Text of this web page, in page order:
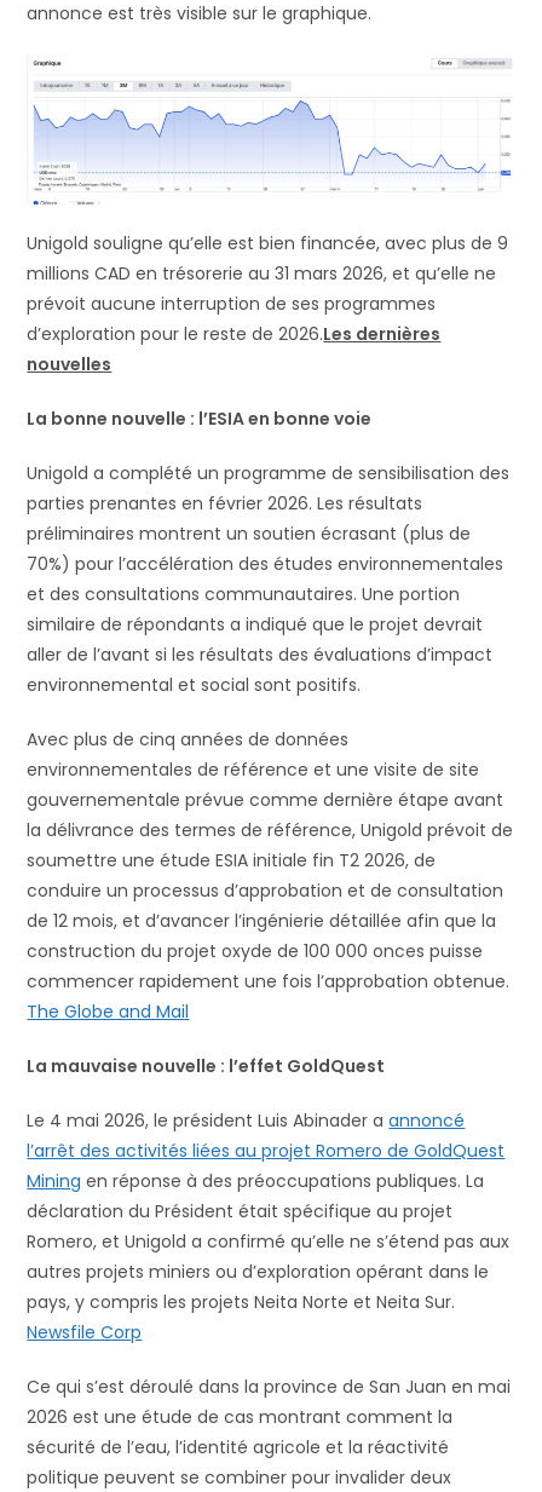
annonce est très visible sur le graphique.
Unigold souligne qu’elle est bien financée, avec plus de 9
millions CAD en trésorerie au 31 mars 2026, et qu’elle ne
prévoit aucune interruption de ses programmes
d’exploration pour le reste de 2026.Les dernières
nouvelles
La bonne nouvelle : l’ESIA en bonne voie
Unigold a complété un programme de sensibilisation des
parties prenantes en février 2026. Les résultats
préliminaires montrent un soutien écrasant (plus de
70%) pour l’accélération des études environnementales
et des consultations communautaires. Une portion
similaire de répondants a indiqué que le projet devrait
aller de l’avant si les résultats des évaluations d’impact
environnemental et social sont positifs.
Avec plus de cinq années de données
environnementales de référence et une visite de site
gouvernementale prévue comme dernière étape avant
la délivrance des termes de référence, Unigold prévoit de
soumettre une étude ESIA initiale fin T2 2026, de
conduire un processus d’approbation et de consultation
de 12 mois, et d’avancer l’ingénierie détaillée afin que la
construction du projet oxyde de 100 000 onces puisse
commencer rapidement une fois l’approbation obtenue.
The Globe and Mail
La mauvaise nouvelle : l’effet GoldQuest
Le 4 mai 2026, le président Luis Abinader aannoncé
l’arrêt des activités liées au projet Romero de GoldQuest
Mining en réponse à des préoccupations publiques. La
déclaration du Président était spécifique au projet
Romero, et Unigold a confirmé qu’elle ne s’étend pas aux
autres projets miniers ou d’exploration opérant dans le
pays, y compris les projets Neita Norte et Neita Sur.
Newsfile Corp
Ce qui s’est déroulé dans la province de San Juan en mai
2026 est une étude de cas montrant comment la
sécurité de l’eau, l’identité agricole et la réactivité
politique peuvent se combiner pour invalider deux